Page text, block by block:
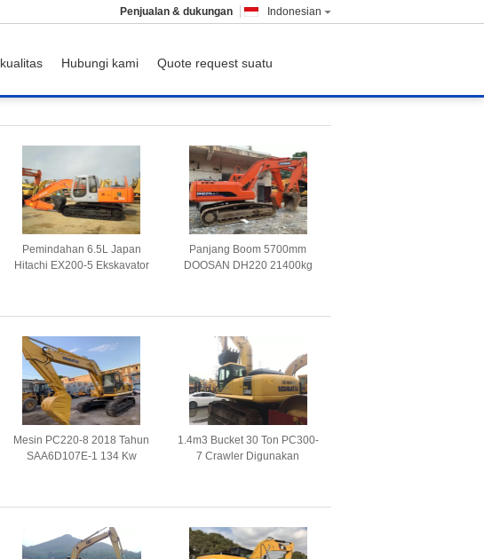
Indonesian
Penjualan & dukungan
Hubungi kami Quote request suatu
Pemindahan 6.5L Japan
Hitachi EX200-5 Ekskavator
Panjang Boom 5700mm
DOOSAN DH220 21400kg
Mesin PC220-8 2018 Tahun
SAA6D107E-1 134 Kw
1.4m3 Bucket 30 Ton PC300-
7 Crawler Digunakan